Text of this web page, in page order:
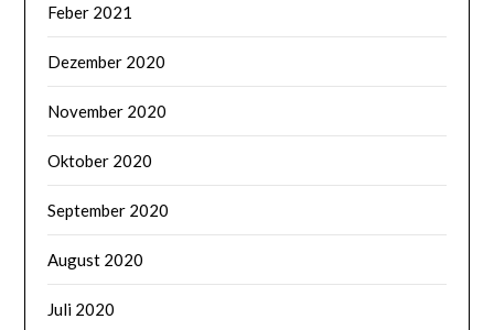
Feber 2021
Dezember 2020
November 2020
Oktober 2020
September 2020
August 2020
Juli 2020